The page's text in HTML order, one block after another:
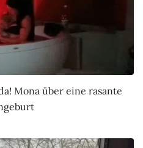
Mona über eine rasante